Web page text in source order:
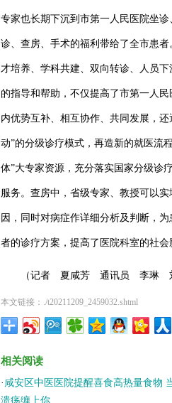
专家也长期下沉到市第一人民医院坐
诊、查房、手术的福利带给了全市患
才培养、学科共建、双向转诊、人员
的指导和帮助，不仅提高了市第一人
内优势互补、相互协作、共同发展，
动”的分级诊疗模式，再造新的就医流
体”大专家资源，充分落实国家分级诊
服务。查房中，省级专家、教授可以
因，同时对病症作详细分析及判断，
者的诊疗方案，提高了医院科室的社会
（记者 夏咸芳 通讯员 李琳
本文链接：./t20211209_2459032.shtml
相关阅读
· 咸安区中医医院提醒喜食高热量食物
溃疡缠上你